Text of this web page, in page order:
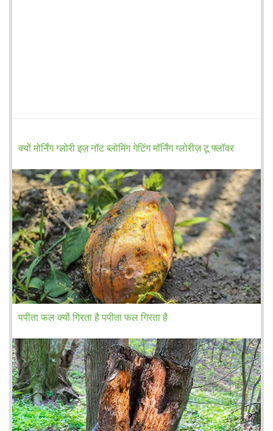
क्यों मोर्निंग ग्लोरी इज़ नॉट ब्लोमिंग गेटिंग मॉर्निंग ग्लोरीज़ टू फ्लॉवर
पपीता फल क्यों गिरता है पपीता फल गिरता है